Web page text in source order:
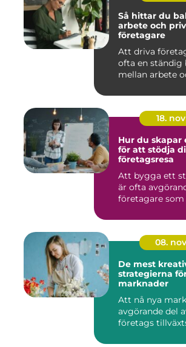
Så hittar du
arbete och
företagare
Att driva
ofta en ständig
mellan arbete
18. nov
Hur du skapar
för att stödja
företagsresa
Att bygga ett
är ofta
företagare som
08. nov
De mest
strategierna
marknader
Att nå nya
avgörande del
företags